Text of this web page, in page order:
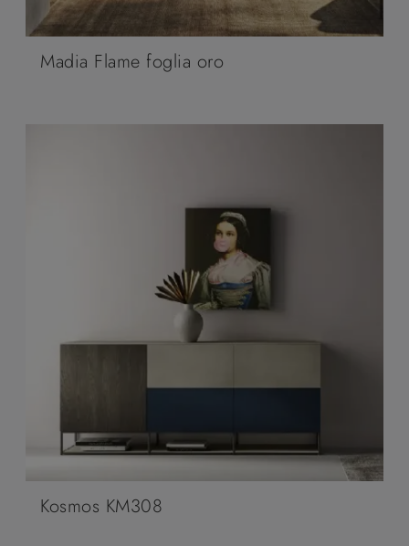
Madia Flame foglia oro
Kosmos KM308